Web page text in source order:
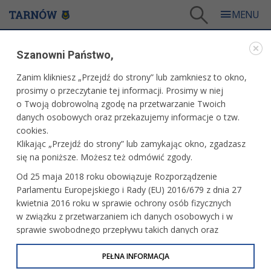
Obchody Święta rzemiosła, Jubileusz 75-lecia Cechu Rzemiosł Rożnych w Tarnowie
WARTO ZOBACZYĆ
OBCHODY ŚWIĘTA RZEMIOSŁA, JUBILEUSZ 75-
LECIA CECHU RZEMIOSŁ ROŻNYCH W TARNOWIE
16.05.2026, 14:27 fot. Paweł Topolski
Szanowni Państwo,
Zanim klikniesz „Przejdź do strony” lub zamkniesz to okno,
prosimy o przeczytanie tej informacji. Prosimy w niej
o Twoją dobrowolną zgodę na przetwarzanie Twoich
danych osobowych oraz przekazujemy informacje o tzw.
cookies.
Klikając „Przejdź do strony” lub zamykając okno, zgadzasz
się na poniższe. Możesz też odmówić zgody.
Od 25 maja 2018 roku obowiązuje Rozporządzenie
Parlamentu Europejskiego i Rady (EU) 2016/679 z dnia 27
kwietnia 2016 roku w sprawie ochrony osób fizycznych
w związku z przetwarzaniem ich danych osobowych i w
sprawie swobodnego przepływu takich danych oraz
uchylenia dyrektywy 95/46/WE (określane jako RODO, GDPR
lub Ogólne Rozporządzenie o Ochronie Danych
PEŁNA INFORMACJA